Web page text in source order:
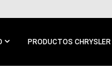
PRODUCTOS CHRYSLER